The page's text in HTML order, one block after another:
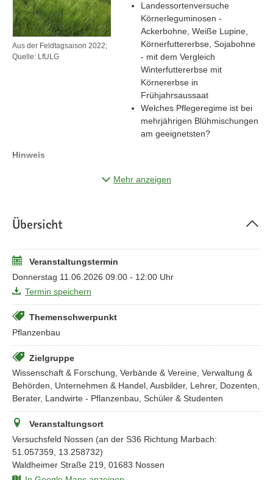
Aus der Feldtagsaison 2022;
Quelle: LfULG
Landessortenversuche
Körnerleguminosen -
Ackerbohne, Weiße Lupine,
Körnerfuttererbse, Sojabohne
- mit dem Vergleich
Winterfuttererbse mit
Körnererbse in
Frühjahrsaussaat
Welches Pflegeregime ist bei
mehrjährigen Blühmischungen
am geeignetsten?
Hinweis
Feldtag Wintergetreide Nossen
findet am 23.06.2026, 09:00
Mehr anzeigen
Übersicht
Veranstaltungstermin
Donnerstag 11.06.2026 09:00 - 12:00 Uhr
Termin speichern
Themenschwerpunkt
Pflanzenbau
Zielgruppe
Wissenschaft & Forschung, Verbände & Vereine, Verwaltung &
Behörden, Unternehmen & Handel, Ausbilder, Lehrer, Dozenten,
Berater, Landwirte - Pflanzenbau, Schüler & Studenten
Veranstaltungsort
Versuchsfeld Nossen (an der S36 Richtung Marbach:
51.057359, 13.258732)
Waldheimer Straße 219, 01683 Nossen